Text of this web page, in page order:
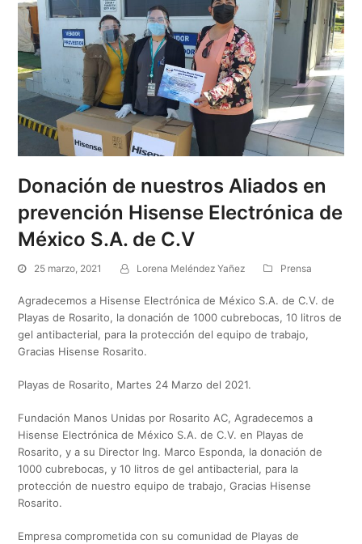
Donación de nuestros Aliados en
prevención Hisense Electrónica de
México S.A. de C.V
25 marzo, 2021 Lorena Meléndez Yañez Prensa
Agradecemos a Hisense Electrónica de México S.A. de C.V. de
Playas de Rosarito, la donación de 1000 cubrebocas, 10 litros de
gel antibacterial, para la protección del equipo de trabajo,
Gracias Hisense Rosarito.
Playas de Rosarito, Martes 24 Marzo del 2021.
Fundación Manos Unidas por Rosarito AC, Agradecemos a
Hisense Electrónica de México S.A. de C.V. en Playas de
Rosarito, y a su Director Ing. Marco Esponda, la donación de
1000 cubrebocas, y 10 litros de gel antibacterial, para la
protección de nuestro equipo de trabajo, Gracias Hisense
Rosarito.
Empresa comprometida con su comunidad de Playas de